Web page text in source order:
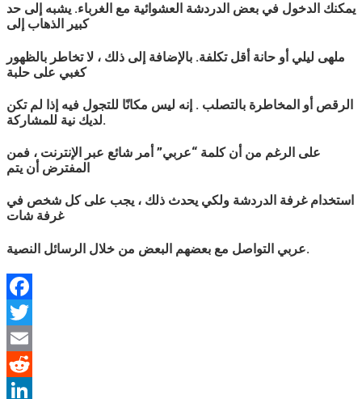
يمكنك الدخول في بعض الدردشة العشوائية مع الغرباء. يشبه إلى حد
كبير الذهاب إلى
ملهى ليلي أو حانة أقل تكلفة. بالإضافة إلى ذلك ، لا تخاطر بالظهور
كغبي على حلبة
الرقص أو المخاطرة بالتصلب . إنه ليس مكانًا للتجول فيه إذا لم تكن
لديك نية للمشاركة.
على الرغم من أن كلمة “عربي” أمر شائع عبر الإنترنت ، فمن
المفترض أن يتم
استخدام غرفة الدردشة ولكي يحدث ذلك ، يجب على كل شخص في
غرفة شات
عربيالتواصل مع بعضهم البعض من خلال الرسائل النصية.
Facebook
Twitter
Email
Reddit